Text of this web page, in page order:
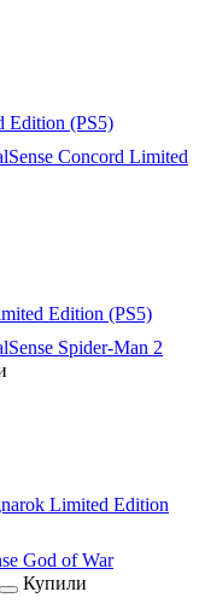
Edition (PS5)
Concord Limited
Edition (PS5)
Spider-Man 2
Limited Edition
God of War
Купили